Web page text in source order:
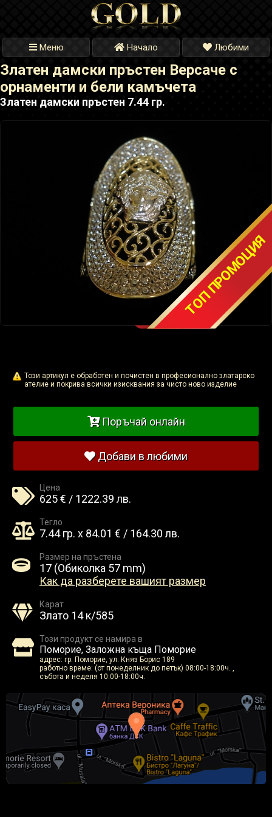
Меню Начало Любими
Златен дамски пръстен Версаче с
орнаменти и бели камъчета
Златен дамски пръстен 7.44 гр.
ТОП ПРОМОЦИЯ
Този артикул е обработен и почистен в професионално златарско
ателие и покрива всички изисквания за чисто ново изделие
Поръчай онлайн
Добави в любими
Цена
625 € / 1222.39 лв.
Тегло
7.44 гр. x 84.01 € / 164.30 лв.
Размер на пръстена
17 (Обиколка 57 mm)
Как да разберете вашият размер
Карат
Злато 14 к/585
Този продукт се намира в
Поморие, Заложна къща Поморие
адрес: гр. Поморие, ул. Княз Борис 189
работно време: (от понеделник до петък) 08:00-18:00ч. ,
събота и неделя 10:00-18:00ч.